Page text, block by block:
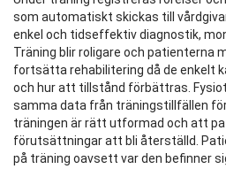
som automatiskt skickas till
enkel och tidseffektiv diagnostik,
Träning blir roligare och patienterna
fortsätta rehabilitering då de enkelt
och hur att tillstånd förbättras.
samma data från träningstillfällen
träningen är rätt utformad och att
förutsättningar att bli återställd.
på träning oavsett var den befinner